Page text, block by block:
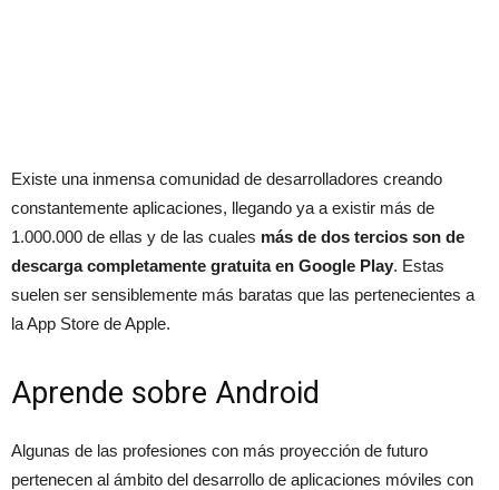
Existe una inmensa comunidad de desarrolladores creando
constantemente aplicaciones, llegando ya a existir más de
1.000.000 de ellas y de las cuales más de dos tercios son de
descarga completamente gratuita en Google Play. Estas
suelen ser sensiblemente más baratas que las pertenecientes a
la App Store de Apple.
Aprende sobre Android
Algunas de las profesiones con más proyección de futuro
pertenecen al ámbito del desarrollo de aplicaciones móviles con